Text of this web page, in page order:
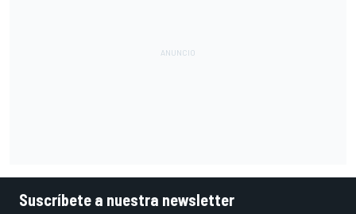
Suscríbete a nuestra newsletter